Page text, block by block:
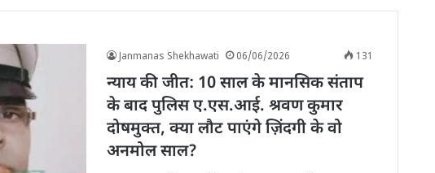
Janmanas Shekhawati 06/06/2026 131
न्याय की जीत: 10 साल के मानसिक संताप
के बाद पुलिस ए.एस.आई. श्रवण कुमार
दोषमुक्त, क्या लौट पाएंगे ज़िंदगी के वो
अनमोल साल?